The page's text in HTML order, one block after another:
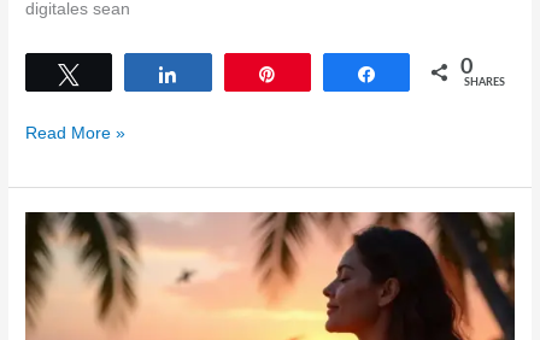
digitales sean
Share 0
SHARES
Transform
Mental
Health
with
Top
Mindfulness
Read More »